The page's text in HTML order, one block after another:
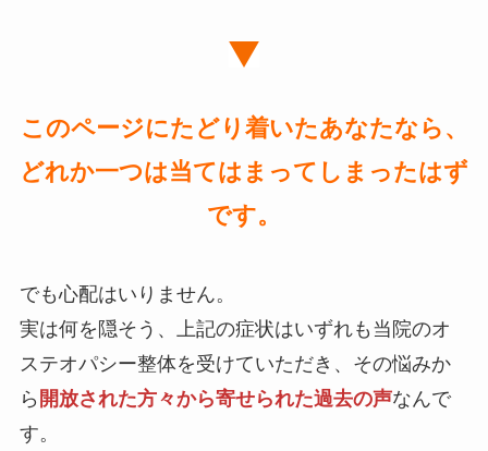
このページにたどり着いたあなたなら、
どれか一つは当てはまってしまったはず
です。
でも心配はいりません。
実は何を隠そう、上記の症状はいずれも当院のオ
ステオパシー整体を受けていただき、その悩みか
ら 開放された方々から寄せられた過去の声なんで
す。